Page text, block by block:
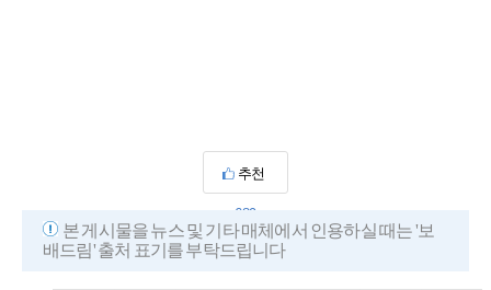
추천
689
본 게시물을 뉴스 및 기타 매체에서 인용하실 때는 '보
배드림' 출처 표기를 부탁드립니다